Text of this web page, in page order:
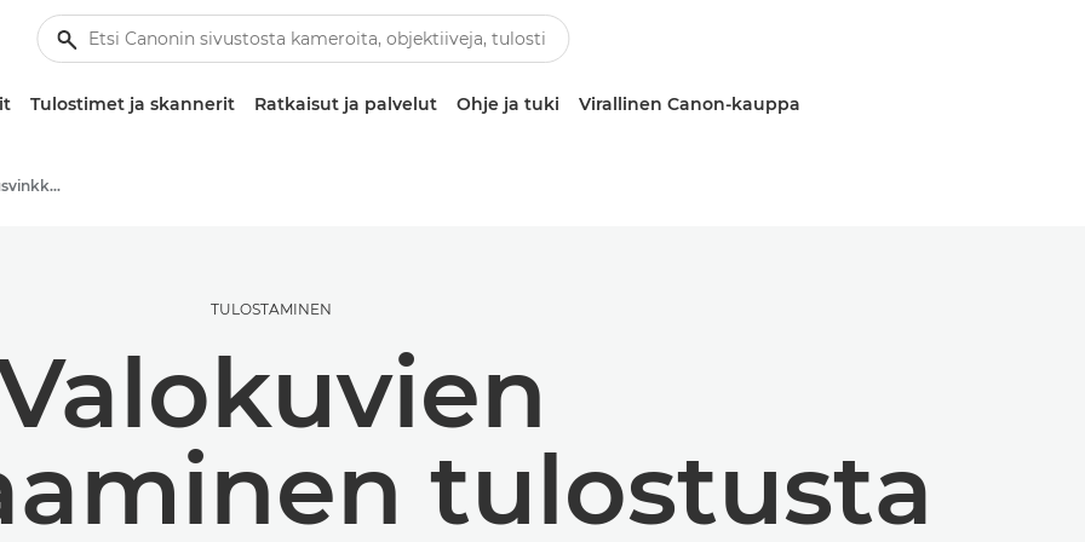
Tulostimet ja skannerit Ratkaisut ja palvelut Ohje ja tuki Virallinen Canon-kauppa
Valokuvaus- ja tulostusvinkkejä ja -tekniikoita
TULOSTAMINEN
tulostusta